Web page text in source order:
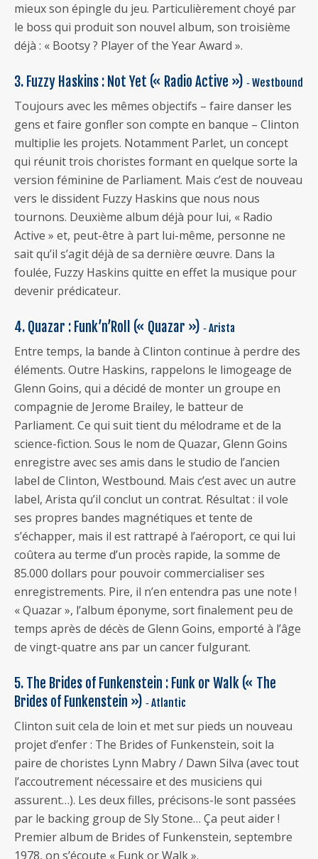
mieux son épingle du jeu. Particulièrement choyé par
le boss qui produit son nouvel album, son troisième
déjà : « Bootsy ? Player of the Year Award ».
3. Fuzzy Haskins : Not Yet (« Radio Active ») ‐ Westbound
Toujours avec les mêmes objectifs – faire danser les
gens et faire gonfler son compte en banque – Clinton
multiplie les projets. Notamment Parlet, un concept
qui réunit trois choristes formant en quelque sorte la
version féminine de Parliament. Mais c’est de nouveau
vers le dissident Fuzzy Haskins que nous nous
tournons. Deuxième album déjà pour lui, « Radio
Active » et, peut-être à part lui-même, personne ne
sait qu’il s’agit déjà de sa dernière œuvre. Dans la
foulée, Fuzzy Haskins quitte en effet la musique pour
devenir prédicateur.
4. Quazar : Funk’n’Roll (« Quazar ») ‐ Arista
Entre temps, la bande à Clinton continue à perdre des
éléments. Outre Haskins, rappelons le limogeage de
Glenn Goins, qui a décidé de monter un groupe en
compagnie de Jerome Brailey, le batteur de
Parliament. Ce qui suit tient du mélodrame et de la
science-fiction. Sous le nom de Quazar, Glenn Goins
enregistre avec ses amis dans le studio de l’ancien
label de Clinton, Westbound. Mais c’est avec un autre
label, Arista qu’il conclut un contrat. Résultat : il vole
ses propres bandes magnétiques et tente de
s’échapper, mais il est rattrapé à l’aéroport, ce qui lui
coûtera au terme d’un procès rapide, la somme de
85.000 dollars pour pouvoir commercialiser ses
enregistrements. Pire, il n’en entendra pas une note !
« Quazar », l’album éponyme, sort finalement peu de
temps après de décès de Glenn Goins, emporté à l’âge
de vingt-quatre ans par un cancer fulgurant.
5. The Brides of Funkenstein : Funk or Walk (« The
Brides of Funkenstein ») ‐ Atlantic
Clinton suit cela de loin et met sur pieds un nouveau
projet d’enfer : The Brides of Funkenstein, soit la
paire de choristes Lynn Mabry / Dawn Silva (avec tout
l’accoutrement nécessaire et des musiciens qui
assurent…). Les deux filles, précisons-le sont passées
par le backing group de Sly Stone… Ça peut aider !
Premier album de Brides of Funkenstein, septembre
1978, on s’écoute « Funk or Walk ».